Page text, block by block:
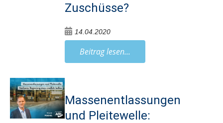
Zuschüsse?
14.04.2020
Beitrag lesen...
Massenentlassungen
und Pleitewelle: